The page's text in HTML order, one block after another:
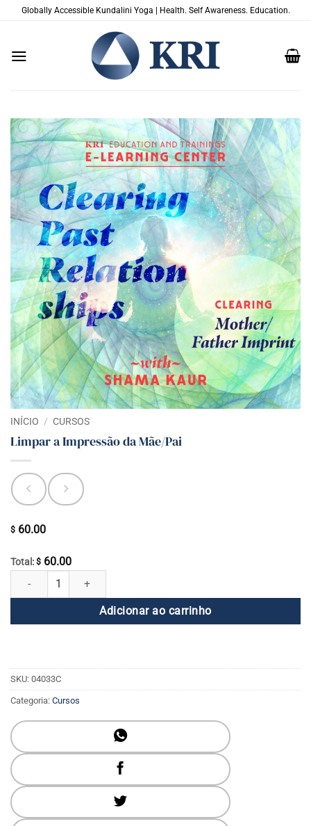
Globally Accessible Kundalini Yoga | Health. Self Awareness. Education.
INÍCIO / CURSOS
Limpar a Impressão da Mãe/Pai
$ 60.00
Total: $ 60.00
Limpar a Impressão da Mãe/Pai quantidade
Adicionar ao carrinho
SKU: 04033C
Categoria: Cursos